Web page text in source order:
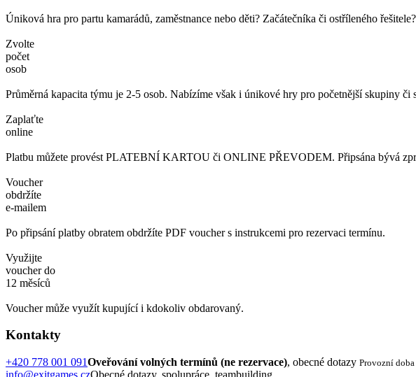
Úniková hra pro partu kamarádů, zaměstnance nebo děti? Začátečníka či ostříleného
Zvolte
počet
osob
Průměrná kapacita týmu je 2-5 osob. Nabízíme však i únikové hry pro početnější skupiny či
Zaplaťte
online
Platbu můžete provést PLATEBNÍ KARTOU či ONLINE PŘEVODEM. Připsána bývá
Voucher
obdržíte
e-mailem
Po připsání platby obratem obdržíte PDF voucher s instrukcemi pro rezervaci termínu.
Využijte
voucher do
12 měsíců
Voucher může využít kupující i kdokoliv obdarovaný.
Kontakty
+420 778 001 091Oveřování volných termínů (ne rezervace), obecné dotazy Provozní